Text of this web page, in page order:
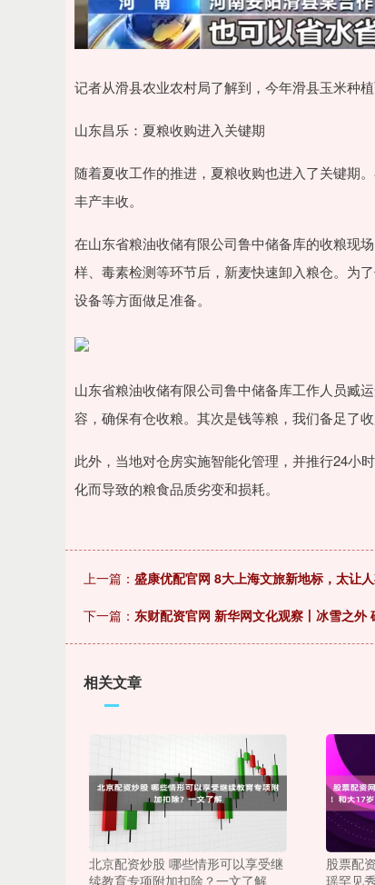
记者从滑县农业农村局了解到，今年滑县玉米种
山东昌乐：夏粮收购进入关键期
随着夏收工作的推进，夏粮收购也进入了关键期
丰产丰收。
在山东省粮油收储有限公司鲁中储备库的收粮现
样、毒素检测等环节后，新麦快速卸入粮仓。为
设备等方面做足准备。
山东省粮油收储有限公司鲁中储备库工作人员臧
容，确保有仓收粮。其次是钱等粮，我们备足了
此外，当地对仓房实施智能化管理，并推行24小
化而导致的粮食品质劣变和损耗。
上一篇： 盛康优配官网 8大上海文旅新地标，太让
下一篇： 东财配资官网 新华网文化观察丨冰雪之
相关文章
北京配资炒股 哪些情形可以享受继
续教育专项附加扣除？一文了解
股票配
瑶罕见